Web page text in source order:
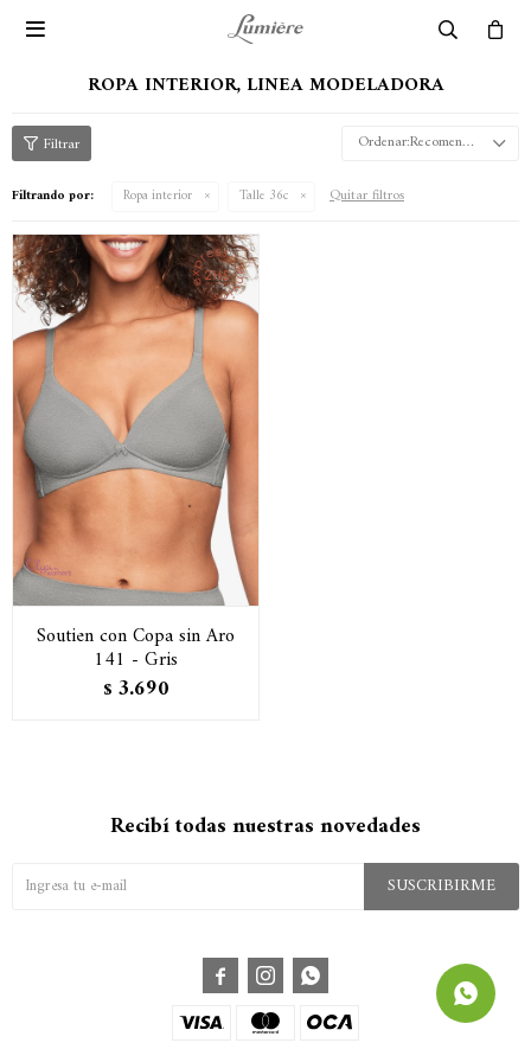

ROPA INTERIOR, LINEA MODELADORA
Recomendados
Filtrando por: Ropa interior Talle 36c Quitar filtros
Soutien con Copa sin Aro
141 - Gris
$ 3.690
Recibí todas nuestras novedades
SUSCRIBIRME
  